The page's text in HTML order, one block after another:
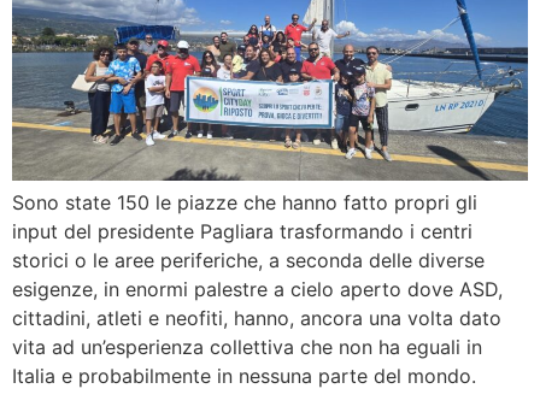
Sono state 150 le piazze che hanno fatto propri gli
input del presidente Pagliara trasformando i centri
storici o le aree periferiche, a seconda delle diverse
esigenze, in enormi palestre a cielo aperto dove ASD,
cittadini, atleti e neofiti, hanno, ancora una volta dato
vita ad un’esperienza collettiva che non ha eguali in
Italia e probabilmente in nessuna parte del mondo.